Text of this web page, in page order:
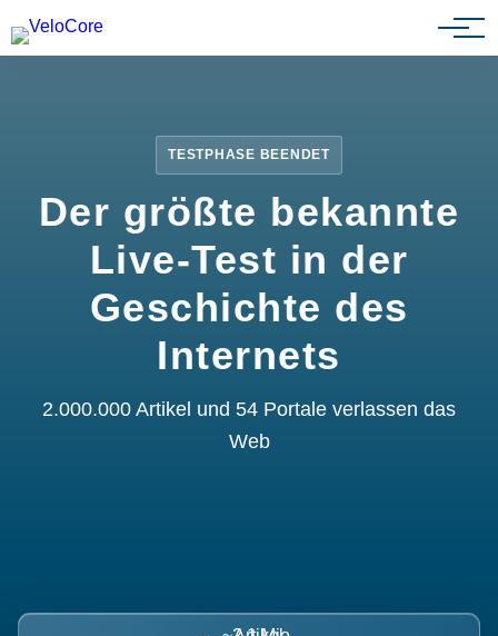
Partnerprogramm
TESTPHASE BEENDET
Der größte bekannte
Live-Test in der
Geschichte des
Internets
2.000.000 Artikel und 54 Portale verlassen das
Web